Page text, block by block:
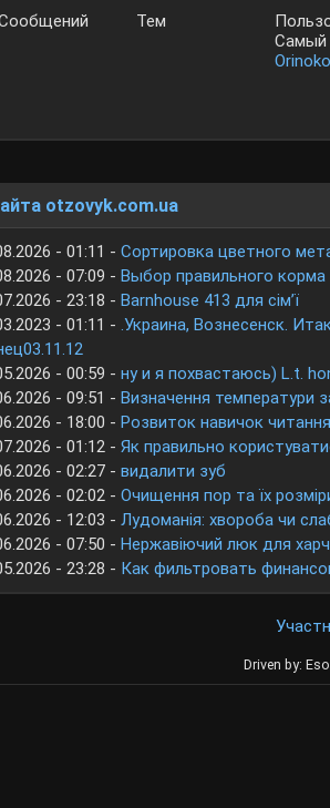
Тем
Самый
otzovyk.com.ua
- 01:11 -Сортировка цветного
- 07:09 -Выбор правильного
- 23:18 -Barnhouse 413 для сім’ї
- 01:11 -.Украина, Вознесенск.
- 00:59 -ну и я похвастаюсь) L.t.
- 09:51 -Визначення температури
- 18:00 -Розвиток навичок
- 01:12 -Як правильно
- 02:27 -видалити зуб
- 02:02 -Очищення пор та їх
- 12:03 -Лудоманія: хвороба чи
- 07:50 -Нержавіючий люк для
- 23:28 - Как фильтровать
Driven by: